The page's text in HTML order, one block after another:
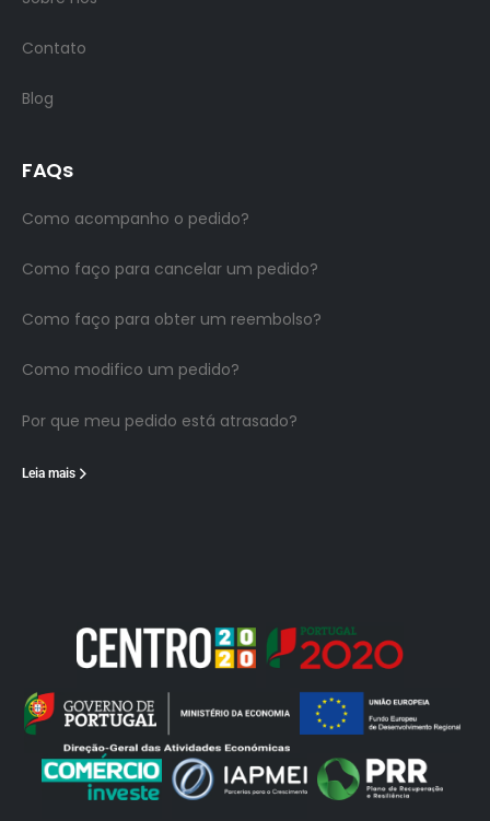
Contato
Blog
FAQs
Como acompanho o pedido?
Como faço para cancelar um pedido?
Como faço para obter um reembolso?
Como modifico um pedido?
Por que meu pedido está atrasado?
Leia mais